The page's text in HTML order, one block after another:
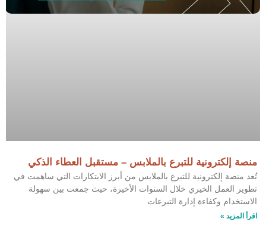
منصة إلكترونية للتبرع بالملابس – مستقبل العطاء الذكي
تُعد منصة إلكترونية للتبرع بالملابس من أبرز الابتكارات التي ساهمت في
تطوير العمل الخيري خلال السنوات الأخيرة، حيث جمعت بين سهولة
الاستخدام وكفاءة إدارة التبرعات
اقرأ المزيد »